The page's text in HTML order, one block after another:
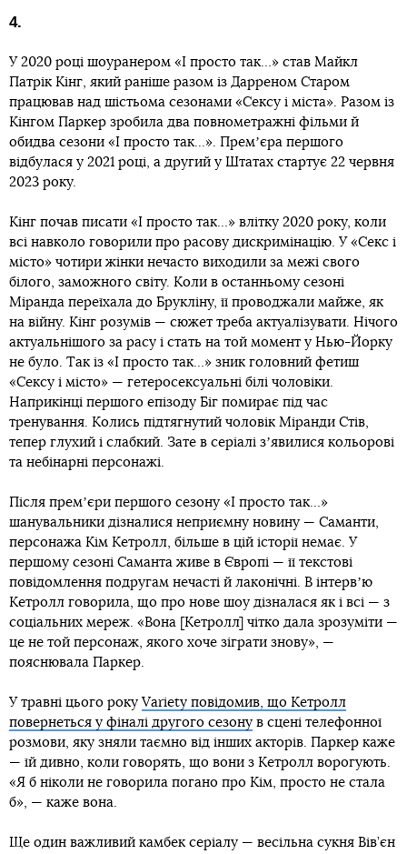
4.
У 2020 році шоуранером «І просто так…» став Майкл
Патрік Кінг, який раніше разом із Дарреном Старом
працював над шістьома сезонами «Сексу і міста». Разом із
Кінгом Паркер зробила два повнометражні фільми й
обидва сезони «І просто так…». Премʼєра першого
відбулася у 2021 році, а другий у Штатах стартує 22 червня
2023 року.
Кінг почав писати «І просто так…» влітку 2020 року, коли
всі навколо говорили про расову дискримінацію. У «Секс і
місто» чотири жінки нечасто виходили за межі свого
білого, заможного світу. Коли в останньому сезоні
Міранда переїхала до Брукліну, її проводжали майже, як
на війну. Кінг розумів — сюжет треба актуалізувати. Нічого
актуальнішого за расу і стать на той момент у Нью-Йорку
не було. Так із «І просто так…» зник головний фетиш
«Сексу і місто» — гетеросексуальні білі чоловіки.
Наприкінці першого епізоду Біг помирає під час
тренування. Колись підтягнутий чоловік Міранди Стів,
тепер глухий і слабкий. Зате в серіалі зʼявилися кольорові
та небінарні персонажі.
Після премʼєри першого сезону «І просто так…»
шанувальники дізналися неприємну новину — Саманти,
персонажа Кім Кетролл, більше в цій історії немає. У
першому сезоні Саманта живе в Європі — її текстові
повідомлення подругам нечасті й лаконічні. В інтервʼю
Кетролл говорила, що про нове шоу дізналася як і всі — з
соціальних мереж. «Вона [Кетролл] чітко дала зрозуміти —
це не той персонаж, якого хоче зіграти знову», —
пояснювала Паркер.
У травні цього року Variety повідомив, що Кетролл
повернеться у фіналі другого сезону в сцені телефонної
розмови, яку зняли таємно від інших акторів. Паркер каже
— їй дивно, коли говорять, що вони з Кетролл ворогують.
«Я б ніколи не говорила погано про Кім, просто не стала
б», — каже вона.
Ще один важливий камбек серіалу — весільна сукня Вів’єн